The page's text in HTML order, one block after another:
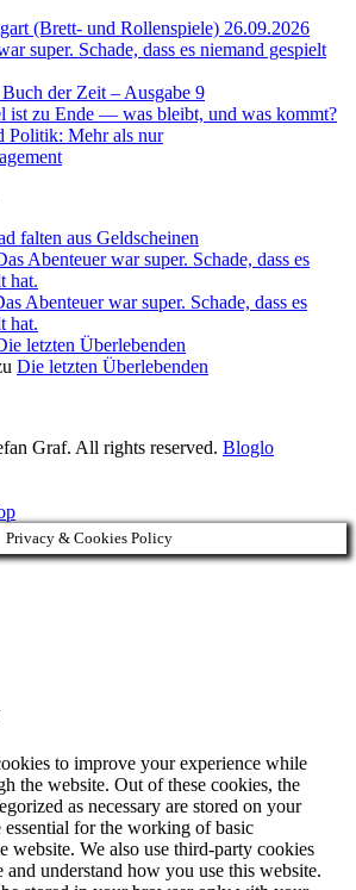
(Brett- und Rollenspiele) 26.09.2026
super. Schade, dass es niemand gespielt
der Zeit – Ausgabe 9
ist zu Ende — was bleibt, und was kommt?
Politik: Mehr als nur
falten aus Geldscheinen
Abenteuer war super. Schade, dass es
hat.
Abenteuer war super. Schade, dass es
hat.
letzten Überlebenden
Die letzten Überlebenden
Graf. All rights reserved. Bloglo
Privacy & Cookies Policy
to improve your experience while
the website. Out of these cookies, the
as necessary are stored on your
essential for the working of basic
website. We also use third-party cookies
and understand how you use this website.